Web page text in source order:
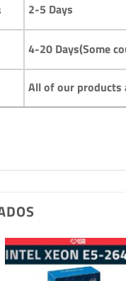
2-5 Days
4-20 Days(Some
All of our products